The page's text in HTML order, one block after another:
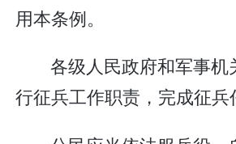
用本条例。
各级人民政府和军事机
行征兵工作职责，完成征兵